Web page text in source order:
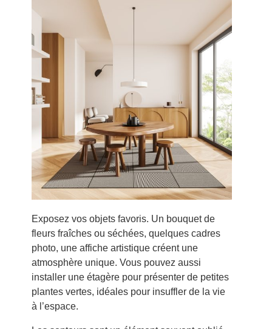
Exposez vos objets favoris. Un bouquet de
fleurs fraîches ou séchées, quelques cadres
photo, une affiche artistique créent une
atmosphère unique. Vous pouvez aussi
installer une étagère pour présenter de petites
plantes vertes, idéales pour insuffler de la vie
à l’espace.